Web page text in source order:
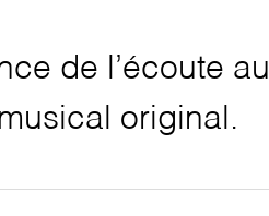
de l’écoute au
original.